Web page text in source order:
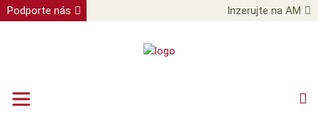
Podporte nás Inzerujte na AM